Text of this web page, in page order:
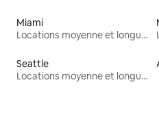
Miami
Locations moyenne et longue durée
Seattle
Locations moyenne et longue durée